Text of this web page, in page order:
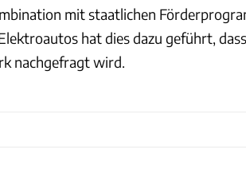
mit staatlichen
hat dies dazu geführt,
nachgefragt wird.